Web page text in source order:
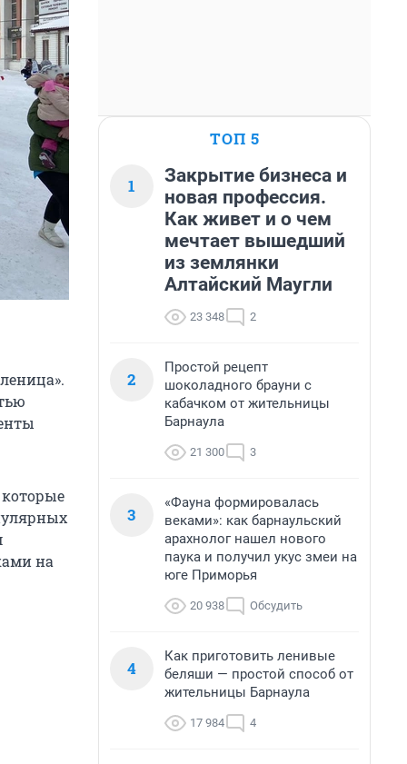
на
ТОП 5
1
Закрытие бизнеса и
новая профессия.
Как живет и о чем
мечтает вышедший
из землянки
Алтайский Маугли
23 348 2
2
Простой рецепт
шоколадного брауни с
кабачком от жительницы
Барнаула
21 300 3
3
«Фауна формировалась
веками»: как барнаульский
арахнолог нашел нового
паука и получил укус змеи на
юге Приморья
20 938 Обсудить
4
Как приготовить ленивые
беляши — простой способ от
жительницы Барнаула
17 984 4